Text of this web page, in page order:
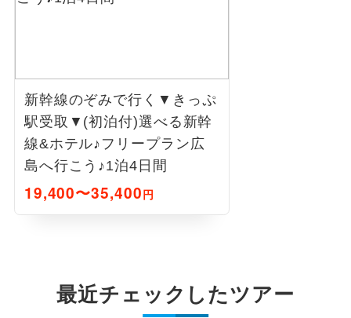
新幹線のぞみで行く▼きっぷ
駅受取▼(初泊付)選べる新幹
線&ホテル♪フリープラン広
島へ行こう♪1泊4日間
19,400〜35,400円
最近チェックしたツアー